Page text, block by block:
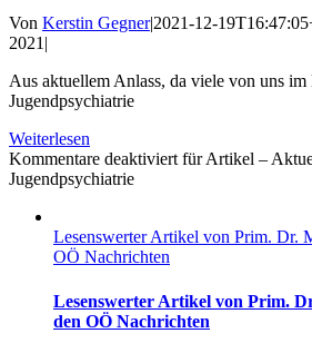
Von Kerstin Gegner|2021-12-
2021 |
Aus aktuellem Anlass, da viele von uns
Jugendpsychiatrie
Weiterlesen
Kommentare deaktiviert für Artikel –
Jugendpsychiatrie
Lesenswerter Artikel von Prim. Dr.
OÖ Nachrichten
Lesenswerter Artikel von Prim.
den OÖ Nachrichten